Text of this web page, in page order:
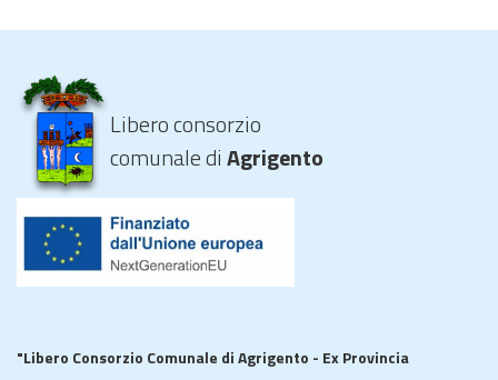
Libero consorzio
comunale diAgrigento
"Libero Consorzio Comunale di Agrigento - Ex Provincia